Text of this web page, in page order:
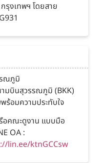
รุงเทพฯ โดยสาย
ณภูมิ
มบินสุวรรณภูมิ (BKK)
ร้อมความประทับใจ
อคณะดูงาน แบบมือ
OA :
lin.ee/ktnGCCsw